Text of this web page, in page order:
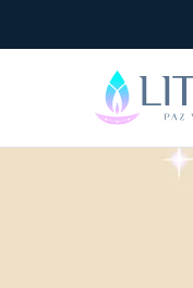
Litmux
Velas
Artesanales